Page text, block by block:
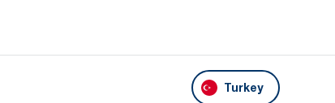
Turkey